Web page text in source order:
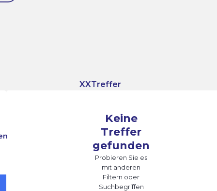
XXTreffer
Keine
Treffer
gefunden
Probieren Sie es
mit anderen
Filtern oder
Suchbegriffen